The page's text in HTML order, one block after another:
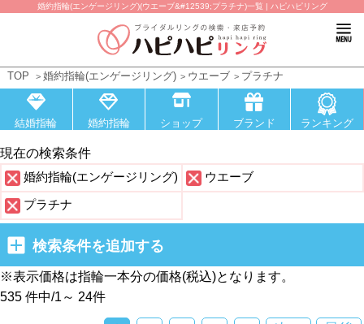
婚約指輪(エンゲージリング)(ウエーブ&#12539;プラチナ)一覧 | ハピハピリング
TOP 婚約指輪(エンゲージリング) ウエーブ プラチナ
結婚指輪 婚約指輪 ショップ ブランド ランキング
現在の検索条件
婚約指輪(エンゲージリング) ウエーブ
プラチナ
検索条件を追加する
※表示価格は指輪一本分の価格(税込)となります。
535 件中/1～ 24件